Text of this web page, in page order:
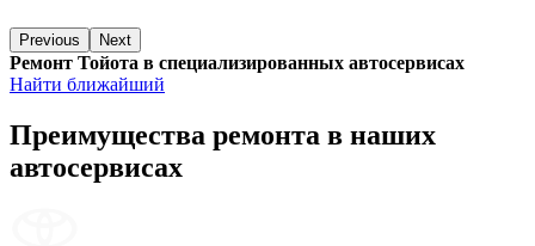
Previous Next
Ремонт Тойота в специализированных автосервисах
Найти ближайший
Преимущества ремонта в наших
автосервисах